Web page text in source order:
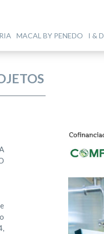
MACAL BY PENEDO I & D